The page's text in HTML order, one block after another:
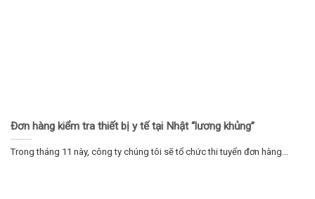
Đơn hàng kiểm tra thiết bị y tế tại Nhật “lương khủng”
Trong tháng 11 này, công ty chúng tôi sẽ tổ chức thi tuyển đơn hàng...